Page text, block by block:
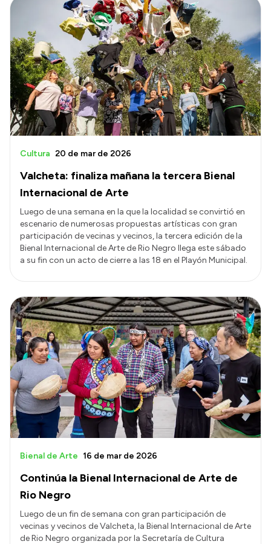
Valcheta: finaliza mañana la tercera Bienal
Internacional de Arte
Cultura 20 de mar de 2026
Luego de una semana en la que la localidad se convirtió en
escenario de numerosas propuestas artísticas con gran
participación de vecinas y vecinos, la tercera edición de la
Bienal Internacional de Arte de Rio Negro llega este sábado
a su fin con un acto de cierre a las 18 en el Playón Municipal.
Continúa la Bienal Internacional de Arte de
Rio Negro
Bienal de Arte 16 de mar de 2026
Luego de un fin de semana con gran participación de
vecinas y vecinos de Valcheta, la Bienal Internacional de Arte
de Rio Negro organizada por la Secretaría de Cultura